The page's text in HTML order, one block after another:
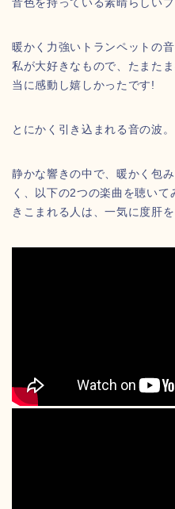
音色を持っている素晴らしいプ
暖かく力強いトランペットの
私が大好きなもので、たまた
当に感動し嬉しかったです!
とにかく引き込まれる音の波。
静かな響きの中で、暖かく包
く、以下の2つの楽曲を聴い
きこまれる人は、一気に度肝